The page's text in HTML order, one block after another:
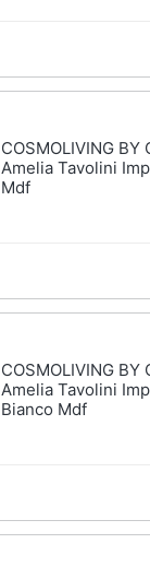
COSMOLIVING BY
Amelia Tavolini
Mdf
COSMOLIVING BY
Amelia Tavolini
Bianco Mdf